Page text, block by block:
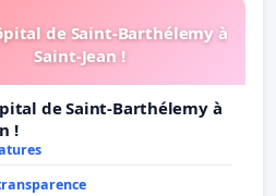
de Saint-Barthélemy à
Saint-Jean !
de Saint-Barthélemy à
!